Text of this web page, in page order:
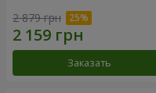
2 879 грн
Заказать